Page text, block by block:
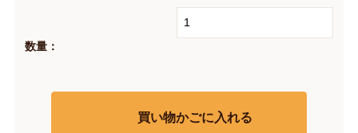
数量：
買い物かごに入れる